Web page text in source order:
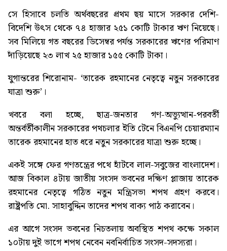
সে হিসাবে চলতি অর্থবছরের প্রথম ছয় মাসে সরকার দেশি-
বিদেশি উৎস থেকে ৭৪ হাজার ২৫১ কোটি টাকার ঋণ নিয়েছে।
সব মিলিয়ে গত বছরের ডিসেম্বর পর্যন্ত সরকারের ঋণের পরিমাণ
দাঁড়িয়েছে ২৩ লাখ ২৫ হাজার ১৫৫ কোটি টাকা।
যুগান্তরের শিরোনাম- ‘তারেক রহমানের নেতৃত্বে নতুন সরকারের
যাত্রা শুরু’ ।
খবরে ব‍লা হচ্ছে, ছাত্র-জনতার গণ-অভ্যুত্থান-পরবর্তী
অন্তর্বর্তীকালীন সরকারের পথচলার ইতি টেনে বিএনপি চেয়ারম্যান
তারেক রহমানের হাত ধরে নতুন সরকারের যাত্রা শুরু হচ্ছে।
একই সঙ্গে ফের গণতন্ত্রের পথে হাঁটবে লাল-সবুজের বাংলাদেশ।
আজ বিকাল ৪টায় জাতীয় সংসদ ভবনের দক্ষিণ প্লাজায় তারেক
রহমানের নেতৃত্বে গঠিত নতুন মন্ত্রিসভা শপথ গ্রহণ করবে।
রাষ্ট্রপতি মো. সাহাবুদ্দিন তাদের শপথ বাক্য পাঠ করাবেন।
এর আগে সংসদ ভবনের নিচতলায় অবস্থিত শপথ কক্ষে সকাল
১০টায় দুই ভাগে শপথ নেবেন নবনির্বাচিত সংসদ-সদস্যরা।